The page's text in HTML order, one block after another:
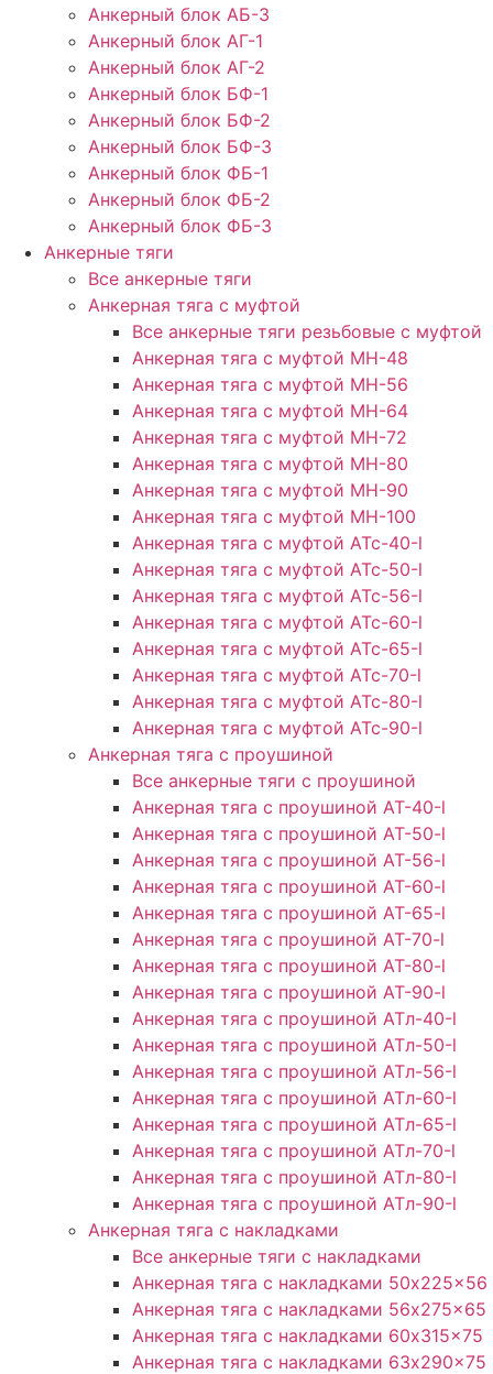
Анкерный блок АБ-3
Анкерный блок АГ-1
Анкерный блок АГ-2
Анкерный блок БФ-1
Анкерный блок БФ-2
Анкерный блок БФ-3
Анкерный блок ФБ-1
Анкерный блок ФБ-2
Анкерный блок ФБ-3
Анкерные тяги
Все анкерные тяги
Анкерная тяга с муфтой
Все анкерные тяги резьбовые с муфтой
Анкерная тяга с муфтой МН-48
Анкерная тяга с муфтой МН-56
Анкерная тяга с муфтой МН-64
Анкерная тяга с муфтой МН-72
Анкерная тяга с муфтой МН-80
Анкерная тяга с муфтой МН-90
Анкерная тяга с муфтой МН-100
Анкерная тяга с муфтой АТс-40-l
Анкерная тяга с муфтой АТс-50-l
Анкерная тяга с муфтой АТс-56-l
Анкерная тяга с муфтой АТс-60-l
Анкерная тяга с муфтой АТс-65-l
Анкерная тяга с муфтой АТс-70-l
Анкерная тяга с муфтой АТс-80-l
Анкерная тяга с муфтой АТс-90-l
Анкерная тяга с проушиной
Все анкерные тяги с проушиной
Анкерная тяга с проушиной АТ-40-l
Анкерная тяга с проушиной AT-50-l
Анкерная тяга с проушиной AT-56-l
Анкерная тяга с проушиной AT-60-l
Анкерная тяга с проушиной AT-65-l
Анкерная тяга с проушиной AT-70-l
Анкерная тяга с проушиной AT-80-l
Анкерная тяга с проушиной AT-90-l
Анкерная тяга с проушиной АТл-40-l
Анкерная тяга с проушиной ATл-50-l
Анкерная тяга с проушиной ATл-56-l
Анкерная тяга с проушиной ATл-60-l
Анкерная тяга с проушиной ATл-65-l
Анкерная тяга с проушиной ATл-70-l
Анкерная тяга с проушиной ATл-80-l
Анкерная тяга с проушиной ATл-90-l
Анкерная тяга с накладками
Все анкерные тяги с накладками
Анкерная тяга с накладками 50x225x56
Анкерная тяга с накладками 56x275x65
Анкерная тяга с накладками 60x315x75
Анкерная тяга с накладками 63x290x75